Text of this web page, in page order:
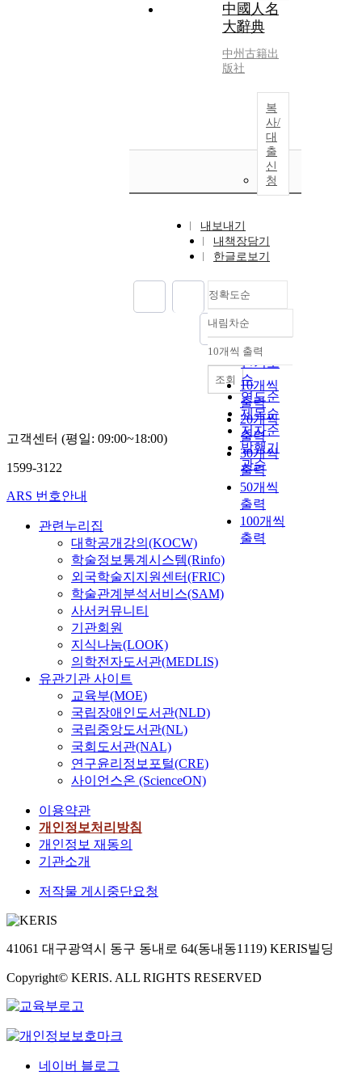
中國人名
大辭典
中州古籍出
版社
복
사/
대
출
신
청
내보내기
내책장담기
한글로보기
정확도순
정확도
순
인기도
순
연도순
제목순
저자순
발행기
관순
내림차순
내림차순
10개씩 출력
10개씩
출력
20개씩
출력
30개씩
출력
50개씩
출력
100개씩
출력
조회
고객센터 (평일: 09:00~18:00)
1599-3122
ARS 번호안내
관련누리집
대학공개강의(KOCW)
학술정보통계시스템(Rinfo)
외국학술지지원센터(FRIC)
학술관계분석서비스(SAM)
사서커뮤니티
기관회원
지식나눔(LOOK)
의학전자도서관(MEDLIS)
유관기관 사이트
교육부(MOE)
국립장애인도서관(NLD)
국립중앙도서관(NL)
국회도서관(NAL)
연구윤리정보포털(CRE)
사이언스온 (ScienceON)
이용약관
개인정보처리방침
개인정보 재동의
기관소개
저작물 게시중단요청
41061 대구광역시 동구 동내로 64(동내동1119) KERIS빌딩
Copyright© KERIS. ALL RIGHTS RESERVED
네이버 블로그